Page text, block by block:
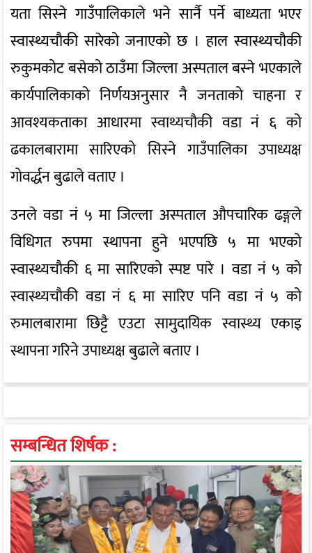
यता सिस्ने गाउँपालिकाले भने सार्नै पर्ने बाध्यता भएर
स्वास्थ्यचौकी सारेको जनाएको छ । हाल स्वास्थ्यचौकी
रुकुमकोट बसेको ठाउँमा जिल्ला अस्पताल बस्ने भएकाले
कार्यपालिकाको निर्णयअनुसार नै जनताको चाहना र
आवश्यकताका आधारमा स्वाथ्यचौकी वडा नं ६ को
ढकालबारामा सारिएको सिस्ने गाउँपालिका उपाध्यक्ष
गोवर्द्धन बुढाले वताए ।
उनले वडा नं ५ मा जिल्ला अस्पताल औपचारिक ढङ्गले
विधिगत रुपमा स्थापना हुने भएपछि ५ मा भएको
स्वास्थ्यचौकी ६ मा सारिएको स्पष्ट पारे । वडा नं ५ को
स्वास्थ्यचौकी वडा नं ६ मा सारिए पनि वडा नं ५ को
रुमालबारामा छिट्टै एउटा सामुदायिक स्वास्थ्य एकाइ
स्थापना गरिने उपाध्यक्ष बुढाले बताए ।
सम्बन्धित शिर्षक :